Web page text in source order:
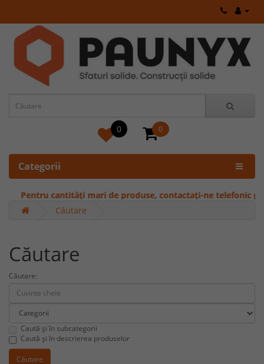
0 0
Categorii
cantități mari de produse, contactați-ne telefonic pentru
Căutare
Căutare
Căutare:
Caută și în subcategorii
Caută și în descrierea produselor